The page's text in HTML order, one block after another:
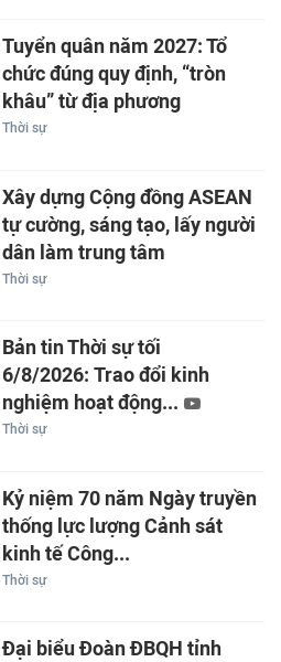
Tuyển quân năm 2027: Tổ
chức đúng quy định, “tròn
khâu” từ địa phương
Thời sự
Xây dựng Cộng đồng ASEAN
tự cường, sáng tạo, lấy người
dân làm trung tâm
Thời sự
Bản tin Thời sự tối
6/8/2026: Trao đổi kinh
nghiệm hoạt động...
Thời sự
Kỷ niệm 70 năm Ngày truyền
thống lực lượng Cảnh sát
kinh tế Công...
Thời sự
Đại biểu Đoàn ĐBQH tỉnh